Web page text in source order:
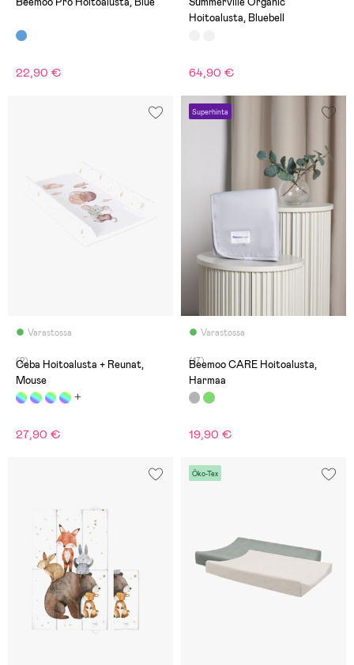
22,90 €
Hoitoalusta, Bluebell
64,90 €
Varastossa
(2)
Ceba Hoitoalusta + Reunat,
Mouse
27,90 €
Superhinta
Varastossa
(17)
Beemoo CARE Hoitoalusta,
Harmaa
19,90 €
Öko-Tex